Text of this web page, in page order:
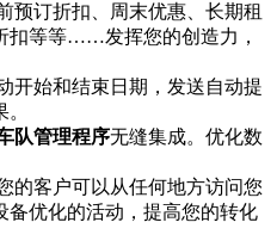
预订折扣、周末优惠、长期租
扣等等……发挥您的创造力，
开始和结束日期，发送自动提
队管理程序无缝集成。优化数
的客户可以从任何地方访问您
备优化的活动，提高您的转化